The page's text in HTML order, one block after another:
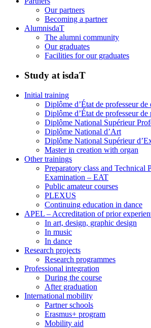
Our partners
Becoming a partner
AlumnisdaT
The alumni community
Our graduates
Facilities for our graduates
Study at isdaT
Initial training
Diplôme d’État de professeur de
Diplôme d’État de professeur de
Diplôme National Supérieur
Diplôme National d’Art
Diplôme National Supérieur
Master in creation with organ
Other trainings
Preparatory class and Technical
Examination – EAT
Public amateur courses
PLEXUS
Continuing education in dance
APEL – Accreditation of prior
In art, design, graphic design
In music
In dance
Research projects
Research programmes
Professional integration
During the course
After graduation
International mobility
Partner schools
Erasmus+ program
Mobility aid